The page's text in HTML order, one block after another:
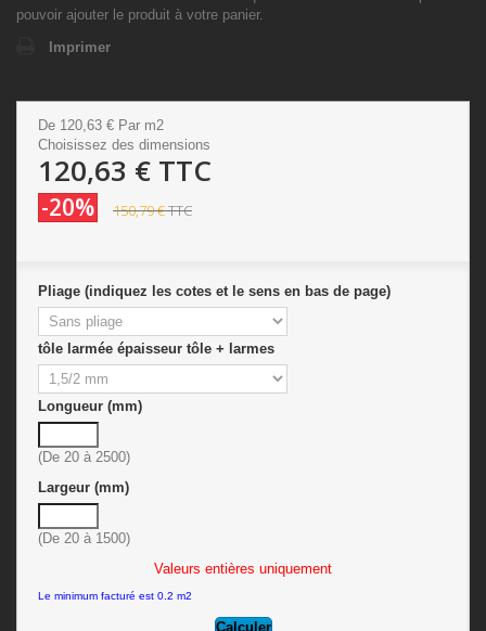
pouvoir ajouter le produit à votre panier.
Imprimer
De 120,63 € Par m2
Choisissez des dimensions
120,63 € TTC
-20% 150,79 €TTC
Pliage (indiquez les cotes et le sens en bas de page)
tôle larmée épaisseur tôle + larmes
Longueur (mm)
(De 20 à 2500)
Largeur (mm)
(De 20 à 1500)
Valeurs entières uniquement
Le minimum facturé est 0.2 m2